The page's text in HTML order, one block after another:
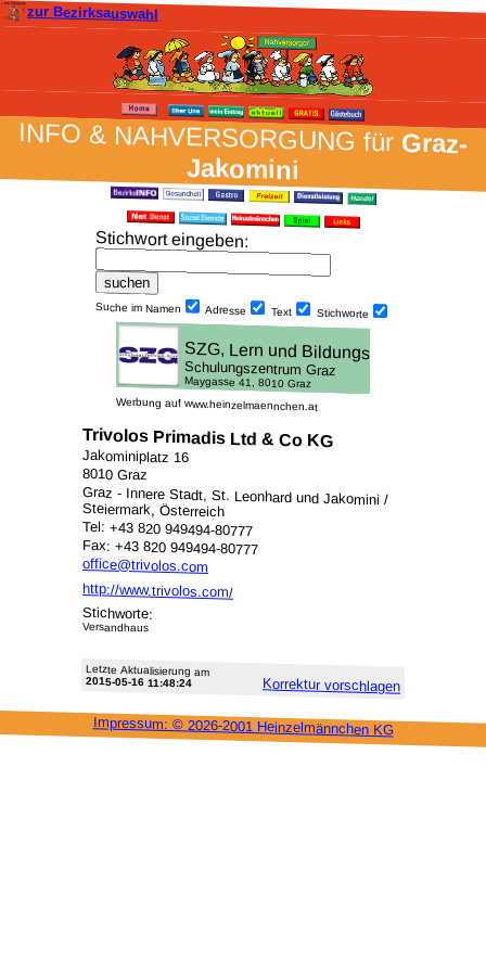
zur Bezirksauswahl
INFO & NAH­VER­SORG­UNG fürGraz-
Jakomini
Stich­wort ein­geben:
Suche im Namen Adresse Text Stich­worte
Werbung auf www.heinzelmaennchen.at
Trivolos Primadis Ltd & Co KG
Jakominiplatz 16
8010 Graz
Graz - Innere Stadt, St. Leonhard und Jakomini /
Steiermark, Österreich
Tel: +43 820 949494-80777
Fax: +43 820 949494-80777
office@trivolos.com
http://www.trivolos.com/
Stichworte:
Versandhaus
Letzte Aktu­alisie­rung am
2015-05-16 11:48:24 Korrektur vor­schlagen
Impressum: © 2026-2001 Heinzel­männchen KG